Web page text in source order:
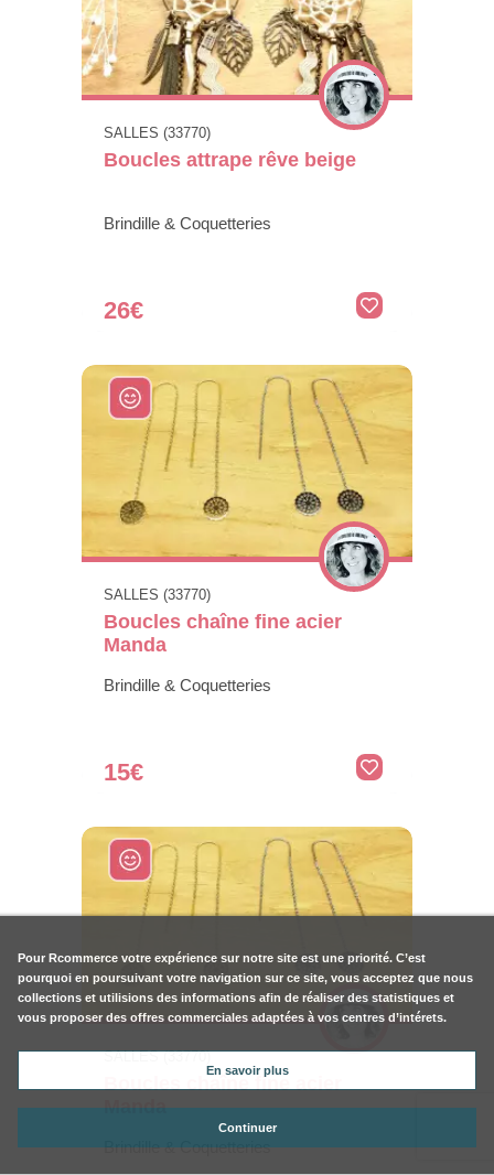
SALLES (33770)
Boucles attrape rêve beige
Brindille & Coquetteries
26€
SALLES (33770)
Boucles chaîne fine acier
Manda
Brindille & Coquetteries
15€
SALLES (33770)
Boucles chaîne fine acier
Manda
Brindille & Coquetteries
Pour Rcommerce votre expérience sur notre site est une priorité. C’est
pourquoi en poursuivant votre navigation sur ce site, vous acceptez que nous
collections et utilisions des informations afin de réaliser des statistiques et
vous proposer des offres commerciales adaptées à vos centres d’intérets.
En savoir plus
Continuer